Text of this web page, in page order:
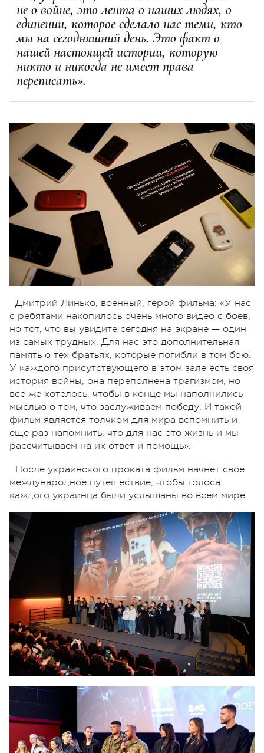
не о войне, это лента о наших людях, о
единении, которое сделало нас теми, кто
мы на сегодняшний день. Это факт о
нашей настоящей истории, которую
никто и никогда не имеет права
переписать».
Дмитрий Линько, военный, герой фильма: «У нас
с ребятами накопилось очень много видео с боев,
но тот, что вы увидите сегодня на экране — один
из самых трудных. Для нас это дополнительная
память о тех братьях, которые погибли в том бою.
У каждого присутствующего в этом зале есть своя
история войны, она переполнена трагизмом, но
все же хотелось, чтобы в конце мы наполнились
мыслью о том, что заслуживаем победу. И такой
фильм является толчком для мира вспомнить и
еще раз напомнить, что для нас это жизнь и мы
рассчитываем на их ответ и помощь».
После украинского проката фильм начнет свое
международное путешествие, чтобы голоса
каждого украинца были услышаны во всем мире.